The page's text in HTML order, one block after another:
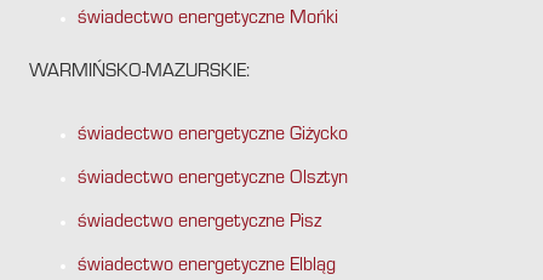
świadectwo energetyczne Mońki
WARMIŃSKO-MAZURSKIE:
świadectwo energetyczne Giżycko
świadectwo energetyczne Olsztyn
świadectwo energetyczne Pisz
świadectwo energetyczne Elbląg